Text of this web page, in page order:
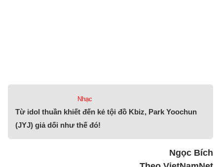
Nhạc
Từ idol thuần khiết đến kẻ tội đồ Kbiz, Park Yoochun
(JYJ) giả dối như thế đó!
Ngọc Bích